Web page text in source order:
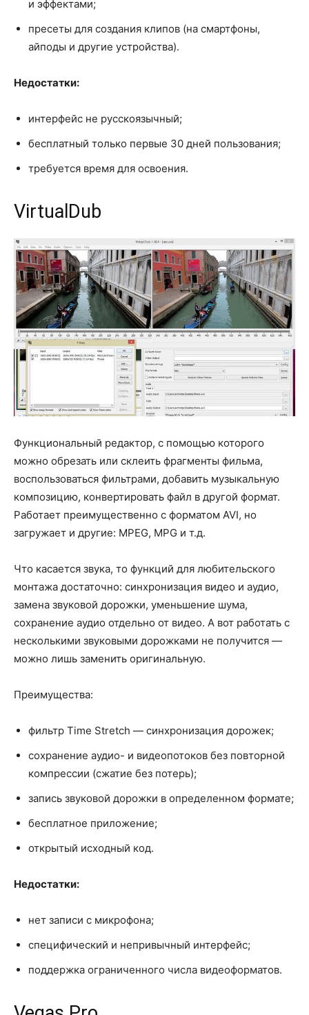
и эффектами;
пресеты для создания клипов (на смартфоны,
айподы и другие устройства).
Недостатки:
интерфейс не русскоязычный;
бесплатный только первые 30 дней пользования;
требуется время для освоения.
VirtualDub
Функциональный редактор, с помощью которого
можно обрезать или склеить фрагменты фильма,
воспользоваться фильтрами, добавить музыкальную
композицию, конвертировать файл в другой формат.
Работает преимущественно с форматом AVI, но
загружает и другие: MPEG, MPG и т.д.
Что касается звука, то функций для любительского
монтажа достаточно: синхронизация видео и аудио,
замена звуковой дорожки, уменьшение шума,
сохранение аудио отдельно от видео. А вот работать с
несколькими звуковыми дорожками не получится —
можно лишь заменить оригинальную.
Преимущества:
фильтр Time Stretch — синхронизация дорожек;
сохранение аудио- и видеопотоков без повторной
компрессии (сжатие без потерь);
запись звуковой дорожки в определенном формате;
бесплатное приложение;
открытый исходный код.
Недостатки:
нет записи с микрофона;
специфический и непривычный интерфейс;
поддержка ограниченного числа видеоформатов.